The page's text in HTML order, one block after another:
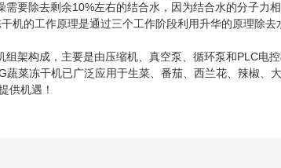
需要除去剩余10%左右的结合水，因为结合水的分子力
机的工作原理是通过三个工作阶段利用升华的原理除去
构成，主要是由压缩机、真空泵、循环泵和PLC电
蔬菜冻干机已广泛应用于生菜、番茄、西兰花、辣椒
供机遇！